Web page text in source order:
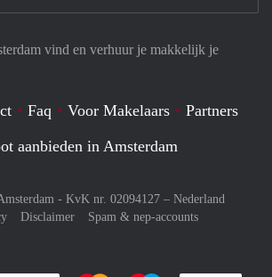
vind en verhuur je makkelijk je
Faq Voor Makelaars
Partners
aanbieden in Amsterdam
- KvK nr. 02094127 – Nederland
Disclaimer
Spam & nep-accounts